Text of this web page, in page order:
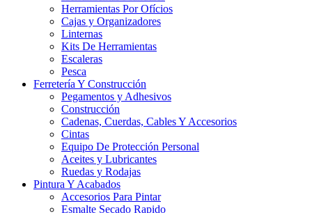
Herramientas Por Ofícios
Cajas y Organizadores
Linternas
Kits De Herramientas
Escaleras
Pesca
Ferretería Y Construcción
Pegamentos y Adhesivos
Construcción
Cadenas, Cuerdas, Cables Y Accesorios
Cintas
Equipo De Protección Personal
Aceites y Lubricantes
Ruedas y Rodajas
Pintura Y Acabados
Accesorios Para Pintar
Esmalte Secado Rapido